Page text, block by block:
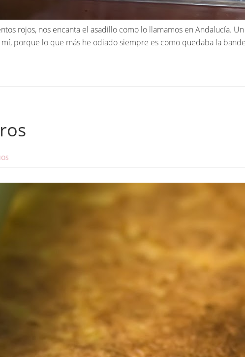
rojos, nos encanta el asadillo como lo llamamos en Andalucía.
porque lo que más he odiado siempre es como quedaba la